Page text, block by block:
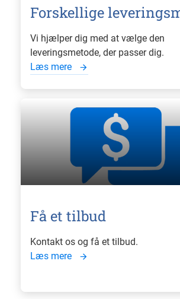
Forskellige
Vi hjælper dig med at vælge den
leveringsmetode, der passer dig.
Læs mere
Få et tilbud
Kontakt os og få et tilbud.
Læs mere